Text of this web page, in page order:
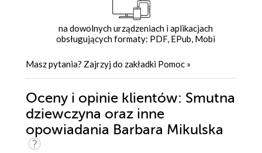
na dowolnych urządzeniach i aplikacjach
obsługujących formaty: PDF, EPub, Mobi
Masz pytania? Zajrzyj do zakładki Pomoc »
Oceny i opinie klientów: Smutna
dziewczyna oraz inne
opowiadania Barbara Mikulska